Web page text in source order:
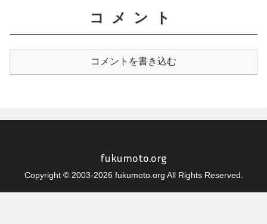
コメント
コメントを書き込む
fukumoto.org
Copyright © 2003-2026 fukumoto.org All Rights Reserved.